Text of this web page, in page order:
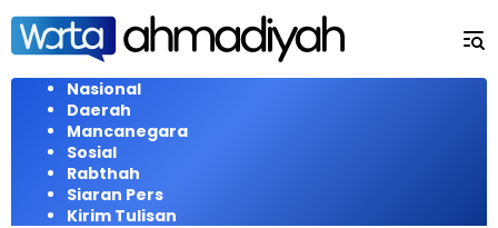
Langsung
konten
Nasional
Daerah
Mancanegara
Sosial
Rabthah
Siaran Pers
Kirim Tulisan